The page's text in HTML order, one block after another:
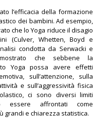
l’efficacia della formazione
dei bambini. Ad esempio,
che lo Yoga riduce il disagio
(Culver, Whetten, Boyd e
condotta da Serwacki e
che sebbene la
Yoga possa avere effetti
sull’attenzione, sulla
e sull’aggressività fisica
ci sono diversi limiti
essere affrontati come
grandi e chiarezza statistica.